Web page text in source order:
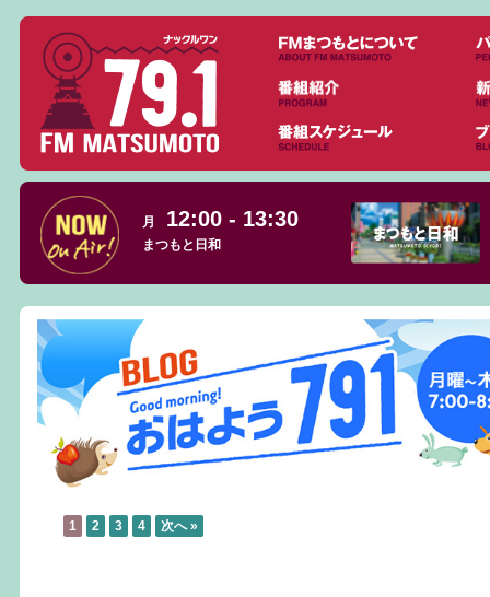
月 12:00 - 13:30
まつもと日和
1 2 3 4 次へ »